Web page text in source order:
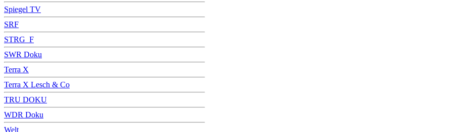
Spiegel TV
SRF
STRG_F
SWR Doku
Terra X
Terra X Lesch & Co
TRU DOKU
WDR Doku
Welt